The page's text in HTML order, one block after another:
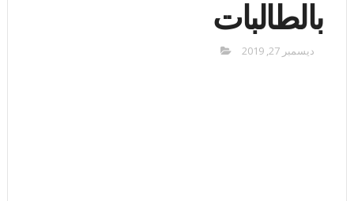
بالطالبات
ديسمبر 27, 2019